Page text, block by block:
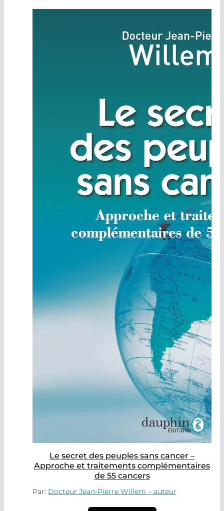
Le secret des peuples sans cancer –
Approche et traitements complémentaires
de 55 cancers
Par: Docteur Jean-Pierre Willem – auteur